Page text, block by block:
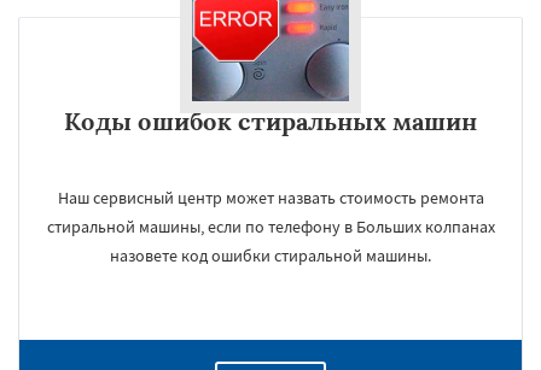
Коды ошибок стиральных машин
Наш сервисный центр может назвать стоимость ремонта
стиральной машины, если по телефону в Больших колпанах
назовете код ошибки стиральной машины.